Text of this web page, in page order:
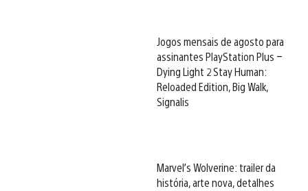
Jogos mensais de agosto para
assinantes PlayStation Plus –
Dying Light 2 Stay Human:
Reloaded Edition, Big Walk,
Signalis
Marvel’s Wolverine: trailer da
história, arte nova, detalhes